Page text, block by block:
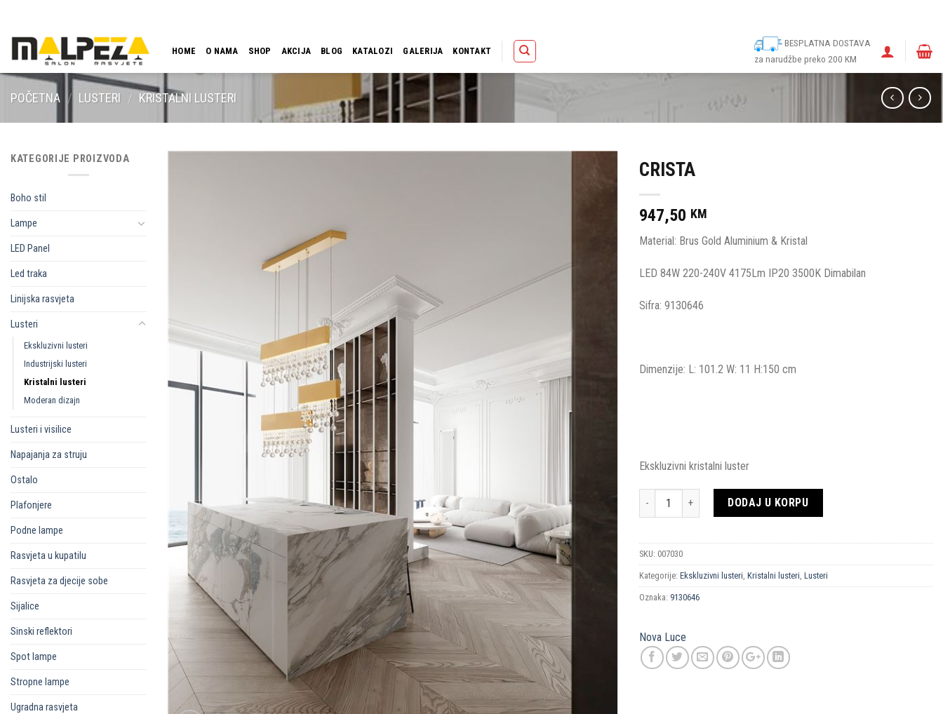
content
HOME O NAMA SHOP AKCIJA BLOG KATALOZI GALERIJA KONTAKT
BESPLATNA DOSTAVA
za narudžbe preko 200 KM
POČETNA / LUSTERI / KRISTALNI LUSTERI
KATEGORIJE PROIZVODA
Boho stil
Lampe
LED Panel
Led traka
Linijska rasvjeta
Lusteri
Ekskluzivni lusteri
Industrijski lusteri
Kristalni lusteri
Moderan dizajn
Lusteri i visilice
Napajanja za struju
Ostalo
Plafonjere
Podne lampe
Rasvjeta u kupatilu
Rasvjeta za djecije sobe
Sijalice
Sinski reflektori
Spot lampe
Stropne lampe
Ugradna rasvjeta
CRISTA
947,50 KM
Material: Brus Gold Aluminium & Kristal
LED 84W 220-240V 4175Lm IP20 3500K Dimabilan
Sifra: 9130646
Dimenzije: L: 101.2 W: 11 H:150 cm
Ekskluzivni kristalni luster
Količina DODAJ U KORPU
SKU: 007030
Kategorije: Ekskluzivni lusteri, Kristalni lusteri, Lusteri
Oznaka: 9130646
Nova Luce